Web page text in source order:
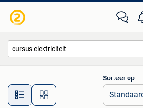
Alle afstanden…
Sorteer op